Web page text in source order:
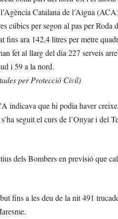
Catalana de l’Aigua
cúbics per segon al pas per Roda
fins ara 142,4 litres per metre
fet al llarg del dia 227 serveis
i 59 a la nord.
per Protecció Civil)
indicava que hi podia haver
seguit el curs de l’Onyar i del
dels Bombers en previsió que
fins a les deu de la nit 491